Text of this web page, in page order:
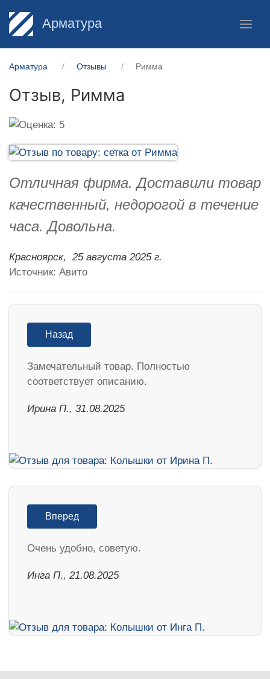
Арматура
Арматура Отзывы Римма
Отзыв, Римма
Отличная фирма. Доставили товар
качественный, недорогой в течение
часа. Довольна.
Красноярск,
25 августа 2025 г.
Источник: Авито
Назад
Замечательный товар. Полностью
соответствует описанию.
Ирина П., 31.08.2025
Вперед
Очень удобно, советую.
Инга П., 21.08.2025